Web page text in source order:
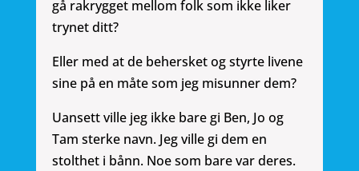
gå rakrygget mellom folk som ikke liker
trynet ditt?
Eller med at de behersket og styrte livene
sine på en måte som jeg misunner dem?
Uansett ville jeg ikke bare gi Ben, Jo og
Tam sterke navn. Jeg ville gi dem en
stolthet i bånn. Noe som bare var deres.